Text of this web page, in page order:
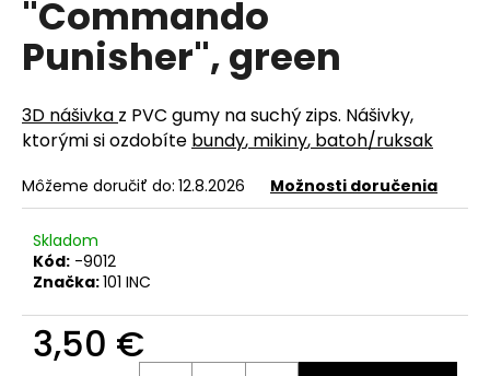
"Commando
Punisher", green
3D nášivka z PVC gumy na suchý zips. Nášivky,
ktorými si ozdobíte bundy, mikiny, batoh/ruksak
Môžeme doručiť do: 12.8.2026 Možnosti doručenia
Skladom
Kód: -9012
Značka:101 INC
3,50 €
á
j
ť
?
O